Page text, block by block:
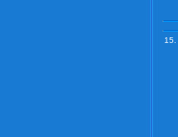
15.